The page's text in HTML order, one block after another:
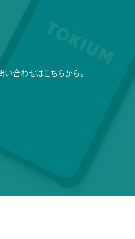
い合わせはこちらから。